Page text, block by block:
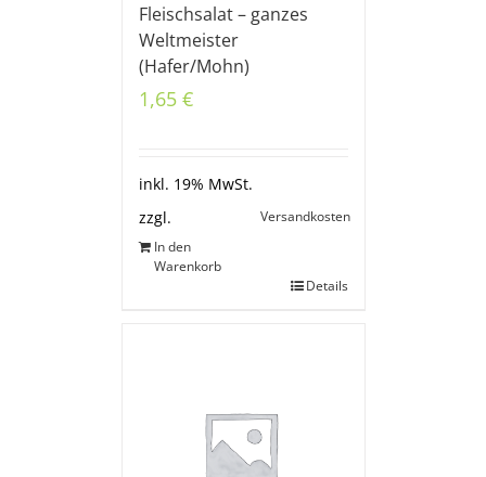
Fleischsalat – ganzes
Weltmeister
(Hafer/Mohn)
1,65 €
inkl. 19% MwSt.
zzgl.
Versandkosten
In den
Warenkorb
Details